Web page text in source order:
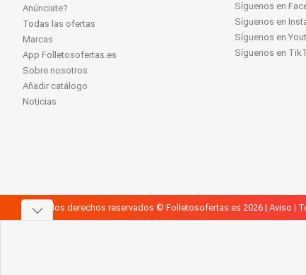
Anúnciate?
Todas las ofertas
Marcas
App Folletosofertas.es
Sobre nosotros
Añadir catálogo
Noticias
Síguenos en
Síguenos en
Síguenos en
Síguenos en
Todos los derechos reservados © Folletosofertas.es 2026 | Aviso |